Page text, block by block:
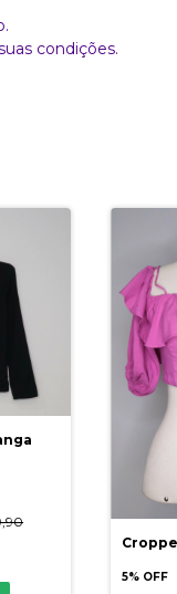
condições.
5% OFF